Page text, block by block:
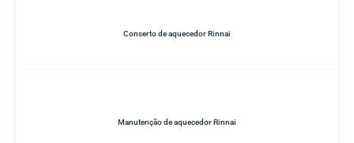
Conserto de aquecedor Rinnai
Manutenção de aquecedor Rinnai